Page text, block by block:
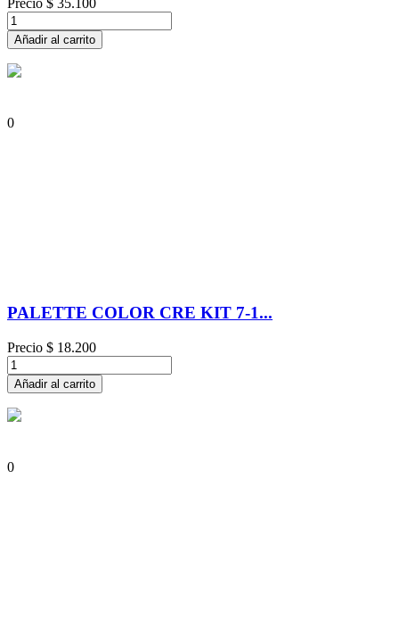
Precio $ 35.100
Añadir al carrito
0
PALETTE COLOR CRE KIT 7-1...
Precio $ 18.200
Añadir al carrito
0